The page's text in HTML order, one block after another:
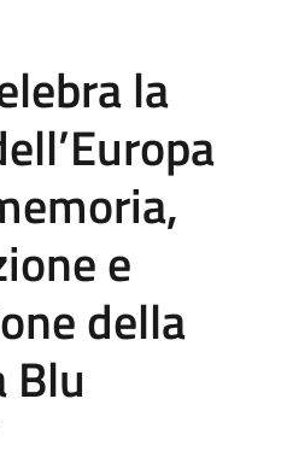
la
e
della
Blu